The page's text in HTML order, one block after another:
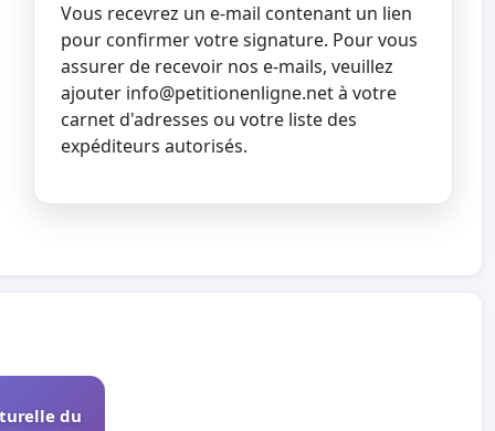
Vous recevrez un e-mail contenant un lien
pour confirmer votre signature. Pour vous
assurer de recevoir nos e-mails, veuillez
ajouter info@petitionenligne.netà votre
carnet d'adresses ou votre liste des
expéditeurs autorisés.
du